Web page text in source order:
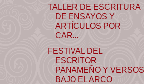
TALLER DE ESCRITURA
DE ENSAYOS Y
ARTÍCULOS POR
CAR...
FESTIVAL DEL
ESCRITOR
PANAMEÑO Y VERSOS
BAJO EL ARCO